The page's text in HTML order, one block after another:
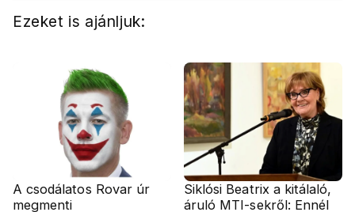
Ezeket is ajánljuk:
A csodálatos Rovar úr
megmenti
Siklósi Beatrix a kitálaló,
áruló MTI-sekről: Ennél